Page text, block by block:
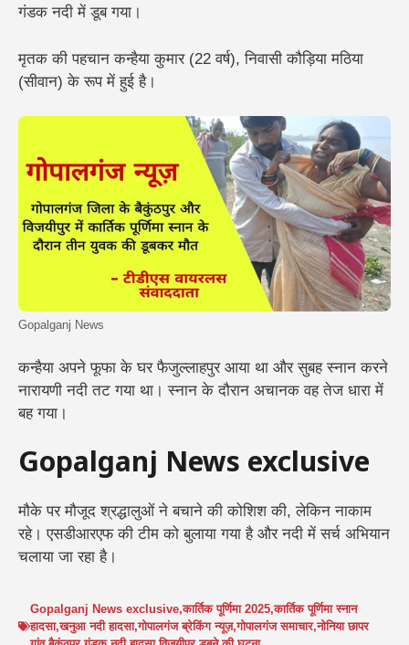
गंडक नदी में डूब गया।
मृतक की पहचानकन्हैया कुमार (22 वर्ष), निवासीकौड़िया मठिया
(सीवान) के रूप में हुई है।
Gopalganj News
कन्हैया अपने फूफा के घर फैजुल्लाहपुर आया था और सुबह स्नान करने
नारायणी नदी तट गया था। स्नान के दौरान अचानक वह तेज धारा में
बह गया।
Gopalganj News exclusive
मौके पर मौजूद श्रद्धालुओं ने बचाने की कोशिश की, लेकिन नाकाम
रहे।एसडीआरएफ की टीम को बुलाया गया है और नदी मेंसर्च अभियान
चलाया जा रहा है।
Gopalganj News exclusive,कार्तिक पूर्णिमा 2025,कार्तिक पूर्णिमा स्नान
हादसा,खनुआ नदी हादसा,गोपालगंज ब्रेकिंग न्यूज़,गोपालगंज समाचार,नोनिया छापर